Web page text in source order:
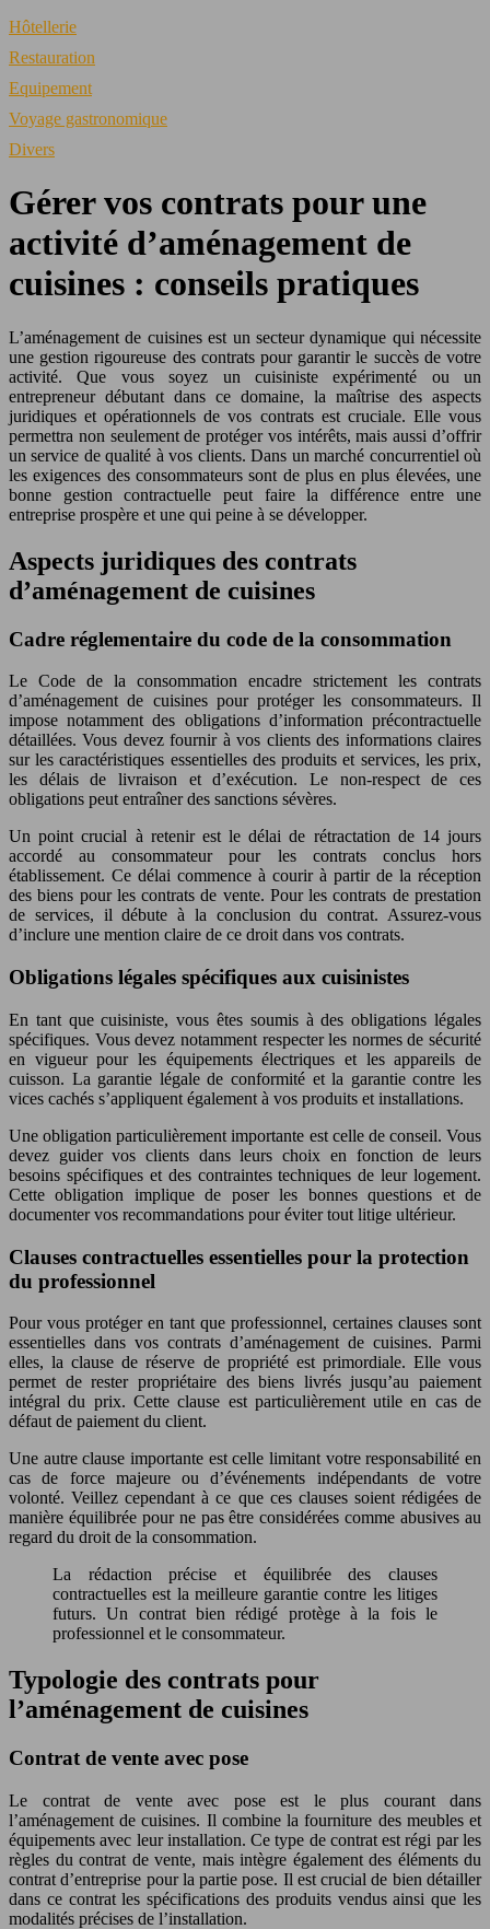
Hôtellerie
Restauration
Equipement
Voyage gastronomique
Divers
Gérer vos contrats pour une
activité d’aménagement de
cuisines : conseils pratiques
L’aménagement de cuisines est un secteur dynamique qui nécessite
une gestion rigoureuse des contrats pour garantir le succès de votre
activité. Que vous soyez un cuisiniste expérimenté ou un
entrepreneur débutant dans ce domaine, la maîtrise des aspects
juridiques et opérationnels de vos contrats est cruciale. Elle vous
permettra non seulement de protéger vos intérêts, mais aussi d’offrir
un service de qualité à vos clients. Dans un marché concurrentiel où
les exigences des consommateurs sont de plus en plus élevées, une
bonne gestion contractuelle peut faire la différence entre une
entreprise prospère et une qui peine à se développer.
Aspects juridiques des contrats
d’aménagement de cuisines
Cadre réglementaire du code de la consommation
Le Code de la consommation encadre strictement les contrats
d’aménagement de cuisines pour protéger les consommateurs. Il
impose notamment des obligations d’information précontractuelle
détaillées. Vous devez fournir à vos clients des informations claires
sur les caractéristiques essentielles des produits et services, les prix,
les délais de livraison et d’exécution. Le non-respect de ces
obligations peut entraîner des sanctions sévères.
Un point crucial à retenir est le délai de rétractation de 14 jours
accordé au consommateur pour les contrats conclus hors
établissement. Ce délai commence à courir à partir de la réception
des biens pour les contrats de vente. Pour les contrats de prestation
de services, il débute à la conclusion du contrat. Assurez-vous
d’inclure une mention claire de ce droit dans vos contrats.
Obligations légales spécifiques aux cuisinistes
En tant que cuisiniste, vous êtes soumis à des obligations légales
spécifiques. Vous devez notamment respecter les normes de sécurité
en vigueur pour les équipements électriques et les appareils de
cuisson. La garantie légale de conformité et la garantie contre les
vices cachés s’appliquent également à vos produits et installations.
Une obligation particulièrement importante est celle de conseil. Vous
devez guider vos clients dans leurs choix en fonction de leurs
besoins spécifiques et des contraintes techniques de leur logement.
Cette obligation implique de poser les bonnes questions et de
documenter vos recommandations pour éviter tout litige ultérieur.
Clauses contractuelles essentielles pour la protection
du professionnel
Pour vous protéger en tant que professionnel, certaines clauses sont
essentielles dans vos contrats d’aménagement de cuisines. Parmi
elles, la clause de réserve de propriété est primordiale. Elle vous
permet de rester propriétaire des biens livrés jusqu’au paiement
intégral du prix. Cette clause est particulièrement utile en cas de
défaut de paiement du client.
Une autre clause importante est celle limitant votre responsabilité en
cas de force majeure ou d’événements indépendants de votre
volonté. Veillez cependant à ce que ces clauses soient rédigées de
manière équilibrée pour ne pas être considérées comme abusives au
regard du droit de la consommation.
La rédaction précise et équilibrée des clauses
contractuelles est la meilleure garantie contre les litiges
futurs. Un contrat bien rédigé protège à la fois le
professionnel et le consommateur.
Typologie des contrats pour
l’aménagement de cuisines
Contrat de vente avec pose
Le contrat de vente avec pose est le plus courant dans
l’aménagement de cuisines. Il combine la fourniture des meubles et
équipements avec leur installation. Ce type de contrat est régi par les
règles du contrat de vente, mais intègre également des éléments du
contrat d’entreprise pour la partie pose. Il est crucial de bien détailler
dans ce contrat les spécifications des produits vendus ainsi que les
modalités précises de l’installation.